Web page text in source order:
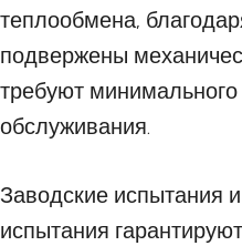
теплообмена,
подвержены
требуют минимального
обслуживания.
Заводские испытания
испытания